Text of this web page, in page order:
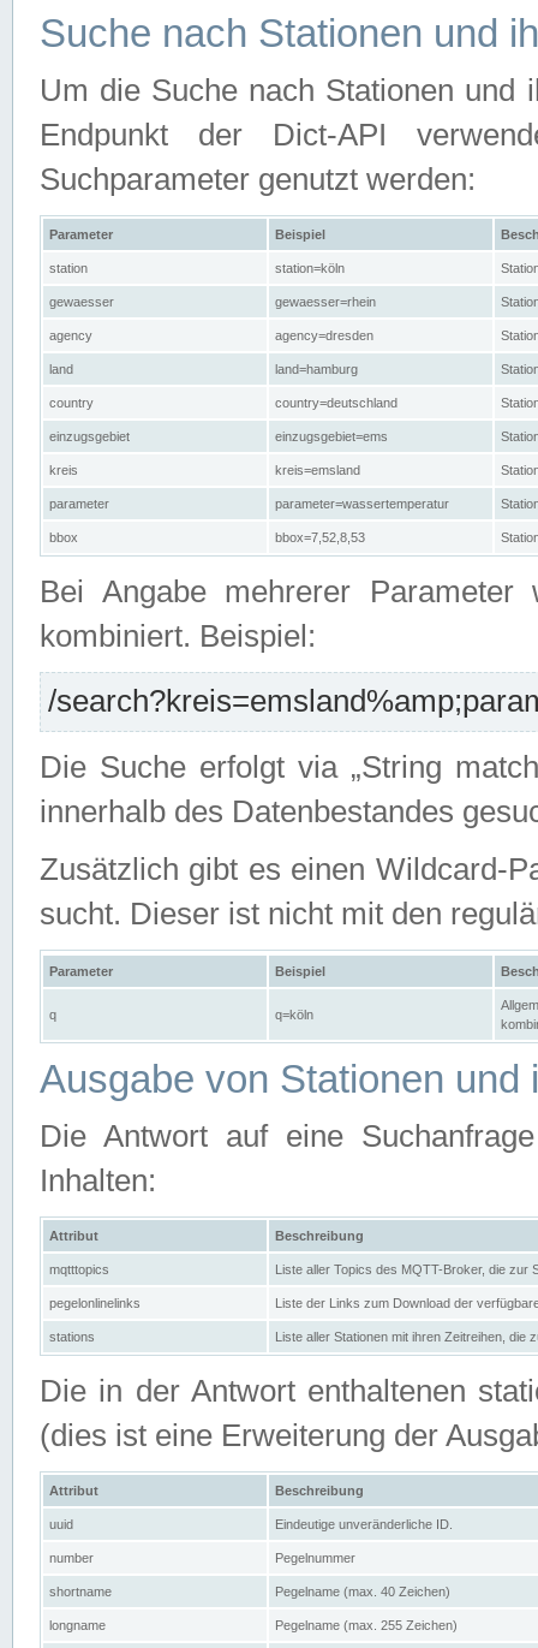
Suche nach Stationen und
Um die Suche nach Stationen und
Endpunkt der Dict-API
Suchparameter genutzt werden:
Parameter Beispiel
station station=köln
gewaesser gewaesser=rhein
agency agency=dresden
land land=hamburg
country country=deutschland
einzugsgebiet einzugsgebiet=ems
kreis kreis=emsland
parameter parameter=wassertemperatur
bbox bbox=7,52,8,53
Bei Angabe mehrerer Parameter
kombiniert. Beispiel:
/
Die Suche erfolgt via „String
innerhalb des Datenbestandes
Zusätzlich gibt es einen Wildcard-
sucht. Dieser ist nicht mit den
Parameter Beispiel
q q=köln
Ausgabe von Stationen und
Die Antwort auf eine
Inhalten:
Attribut Beschreibung
mqtttopics Liste aller Topics des MQTT-Broker, die zur
pegelonlinelinks Liste der Links zum Download der
stations Liste aller Stationen mit ihren Zeitreihen, die
Die in der Antwort enthaltenen
(dies ist eine Erweiterung der
Attribut Beschreibung
uuid Eindeutige unveränderliche ID.
number Pegelnummer
shortname Pegelname (max. 40 Zeichen)
longname Pegelname (max. 255 Zeichen)